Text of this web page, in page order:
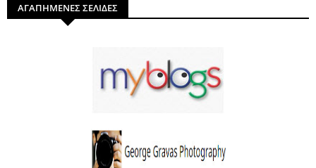
ΑΓΑΠΗΜΕΝΕΣ ΣΕΛΙΔΕΣ